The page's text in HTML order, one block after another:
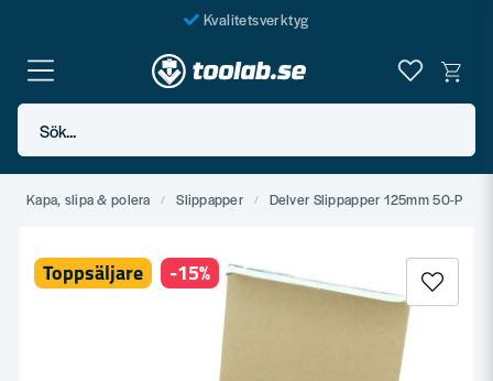
Kvalitetsverktyg
Fraktfritt över 999 SEK*
En järnhandel för alla
Sök...
Kapa, slipa & polera Slippapper Delver Slippapper 125mm 50-P
Toppsäljare -15%